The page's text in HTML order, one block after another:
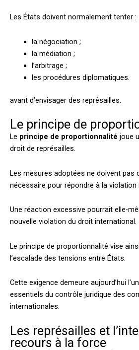
Les États doivent normalement tenter :
la négociation ;
la médiation ;
l’arbitrage ;
les procédures diplomatiques.
avant d’envisager des représailles.
Le principe de
Le principe de proportionnalité joue
droit de représailles.
Les mesures adoptées ne doivent pas
nécessaire pour répondre à la violation
Une réaction excessive pourrait elle-
nouvelle violation du droit international.
Le principe de proportionnalité vise
l’escalade des tensions entre États.
Cette exigence demeure aujourd’hui
essentiels du contrôle juridique des
internationales.
Les représailles et
recours à la force